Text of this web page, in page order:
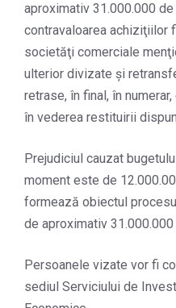
aproximativ 31.000.000
contravaloarea achiziţiilor
societăţi comerciale
ulterior divizate şi
retrase, în final, în
în vederea restituirii
Prejudiciul cauzat
moment este de
formează obiectul
de aproximativ 31.000.000
Persoanele vizate vor fi
sediul Serviciului de